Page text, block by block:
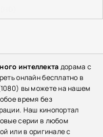
интеллекта дорама с
онлайн бесплатно в
вы можете на нашем
время без
Наш кинопортал
серии в любом
или в оригинале с